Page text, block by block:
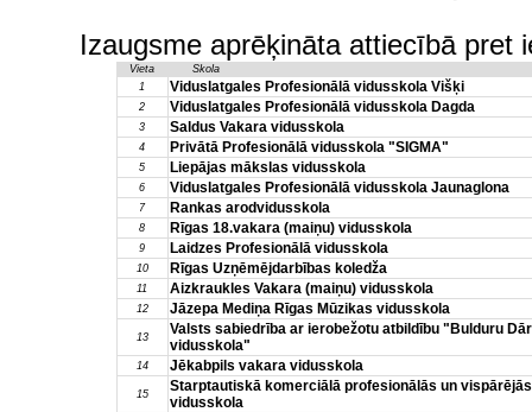
Izaugsme aprēķināta attiecībā pret
Vieta
Skola
1
Viduslatgales Profesionālā vidusskola Višķi
2 Viduslatgales Profesionālā vidusskola Dagda
3 Saldus Vakara vidusskola
4 Privātā Profesionālā vidusskola "SIGMA"
5 Liepājas mākslas vidusskola
6 Viduslatgales Profesionālā vidusskola Jaunaglona
7 Rankas arodvidusskola
8 Rīgas 18.vakara (maiņu) vidusskola
9 Laidzes Profesionālā vidusskola
10 Rīgas Uzņēmējdarbības koledža
11 Aizkraukles Vakara (maiņu) vidusskola
12 Jāzepa Mediņa Rīgas Mūzikas vidusskola
13
Valsts sabiedrība ar ierobežotu atbildību "Bulduru
vidusskola"
14 Jēkabpils vakara vidusskola
15
Starptautiskā komerciālā profesionālās un
vidusskola